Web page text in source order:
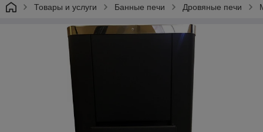
Товары и услуги Банные печи Дровяные печи